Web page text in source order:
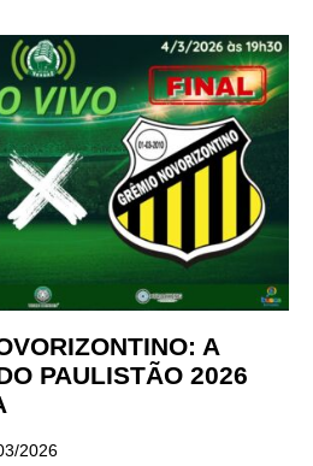
A
PAULISTÃO 2026
2026